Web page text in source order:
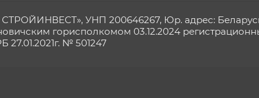
УНП 200646267, Юр. адрес:
горисполкомом 03.12.2024
27.01.2021г. № 501247